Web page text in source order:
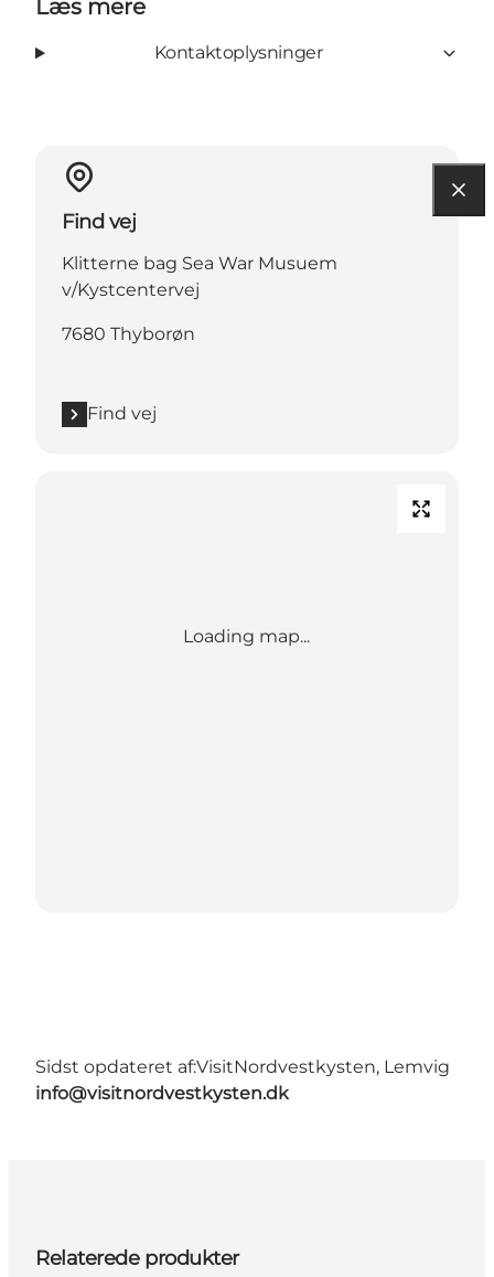
Læs mere
Kontaktoplysninger
Find vej
Klitterne bag Sea War Musuem
v/Kystcentervej
7680 Thyborøn
Find vej
Loading map...
Sidst opdateret af:VisitNordvestkysten, Lemvig
info@visitnordvestkysten.dk
Relaterede produkter